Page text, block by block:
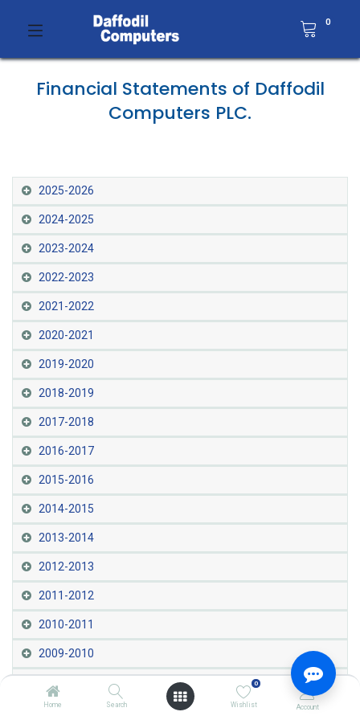
Home Search
0
Wishlist Account
0
Financial Statements of Daffodil
Computers PLC.
2025-2026
2024-2025
2023-2024
2022-2023
2021-2022
2020-2021​
2019-2020
2018-2019
2017-2018
2016-2017
2015-2016
2014-2015
2013-2014
2012-2013
2011-2012
2010-2011
2009-2010
2007-2008